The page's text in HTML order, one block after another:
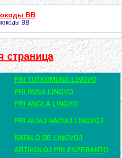
BB
BB
страница
PRI TUTKOMUNA LINGVO
PRI RUSA LINGVO
PRI ANGLA LINGVO
PRI ALIAJ NACIAJ LINGVOJ
BATALO DE LINGVOJ
ARTIKOLOJ PRI ESPERANTO